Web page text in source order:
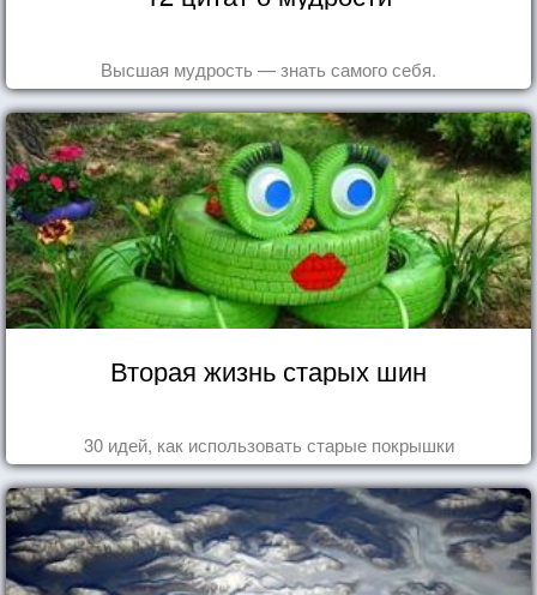
Высшая мудрость — знать самого себя.
Вторая жизнь старых шин
30 идей, как использовать старые покрышки